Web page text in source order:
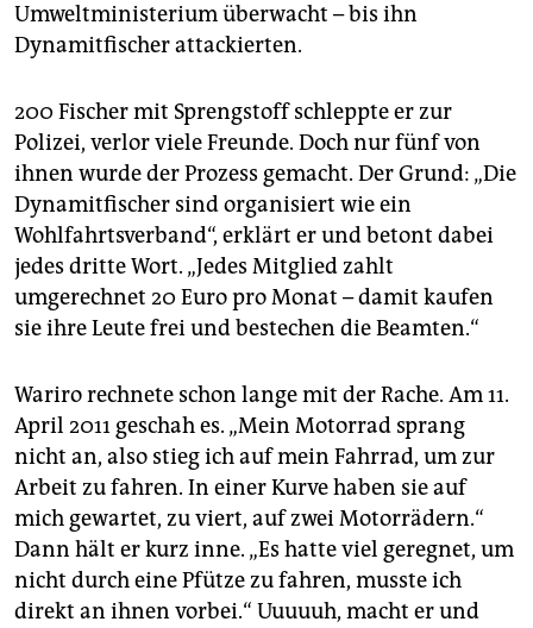
Umweltministerium überwacht – bis ihn
Dynamitfischer attackierten.
200 Fischer mit Sprengstoff schleppte er zur
Polizei, verlor viele Freunde. Doch nur fünf von
ihnen wurde der Prozess gemacht. Der Grund: „Die
Dynamitfischer sind organisiert wie ein
Wohlfahrtsverband“, erklärt er und betont dabei
jedes dritte Wort. „Jedes Mitglied zahlt
umgerechnet 20 Euro pro Monat – damit kaufen
sie ihre Leute frei und bestechen die Beamten.“
Wariro rechnete schon lange mit der Rache. Am 11.
April 2011 geschah es. „Mein Motorrad sprang
nicht an, also stieg ich auf mein Fahrrad, um zur
Arbeit zu fahren. In einer Kurve haben sie auf
mich gewartet, zu viert, auf zwei Motorrädern.“
Dann hält er kurz inne. „Es hatte viel geregnet, um
nicht durch eine Pfütze zu fahren, musste ich
direkt an ihnen vorbei.“ Uuuuuh, macht er und